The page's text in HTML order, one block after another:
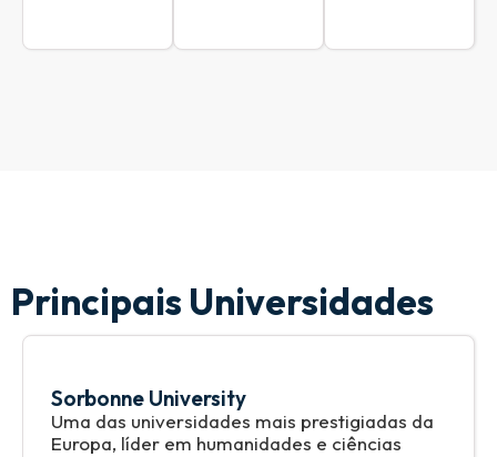
Principais Universidades
Sorbonne University
Uma das universidades mais prestigiadas da
Europa, líder em humanidades e ciências